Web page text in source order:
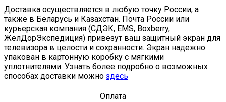
Доставка осуществляется в любую точку России, а
также в Беларусь и Казахстан. Почта России или
курьерская компания (СДЭК, EMS, Boxberry,
ЖелДорЭкспедиция) привезут ваш защитный экран для
телевизора в целости и сохранности. Экран надежно
упакован в картонную коробку с мягкими
уплотнителями. Узнать более подробно о возможных
способах доставки можно здесь
Оплата